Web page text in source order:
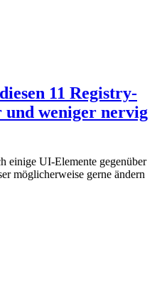
11 Registry-
weniger nervig
einige UI-Elemente gegenüber
möglicherweise gerne ändern